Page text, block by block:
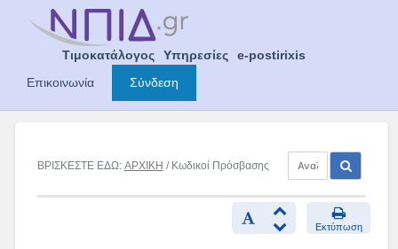
Τιμοκατάλογος Υπηρεσίες
e-postirixis
Επικοινωνία
Σύνδεση
ΒΡΙΣΚΕΣΤΕ ΕΔΩ: ΑΡΧΙΚΗ / Κωδικοί Πρόσβασης
Εκτύπωση